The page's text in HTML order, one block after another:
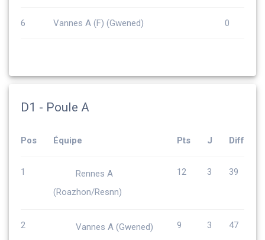
6 Vannes A (F) (Gwened) 0
D1 - Poule A
Pos Équipe Pts J Diff
1
Rennes A
(Roazhon/Resnn)
12 3 39
2 Vannes A (Gwened) 9 3 47